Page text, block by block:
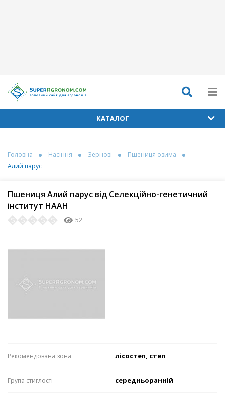
КАТАЛОГ
Головна Насіння Зернові
Пшениця озима
Алий парус
Пшениця Алий парус від Селекційно-генетичний
інститут НААН
52
Рекомендована зона лісостеп, степ
Група стиглості середньоранній